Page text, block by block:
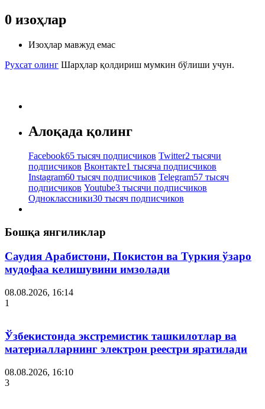
0 изоҳлар
Изоҳлар мавжуд емас
Рухсат олинг Шарҳлар қолдириш мумкин бўлиши учун.
Алоқада қолинг
Facebook65 тысяч подписчиков Twitter2 тысячи
подписчиков Вконтакте1 тысяча подписчиков
Instagram60 тысяч подписчиков Telegram57 тысяч
подписчиков Youtube3 тысячи подписчиков
Одноклассники30 тысяч подписчиков
Бошқа янгиликлар
Саудия Арабистони, Покистон ва Туркия ўзаро
мудофаа келишувини имзолади
08.08.2026, 16:14
1
Ўзбекистонда экстремистик ташкилотлар ва
материалларнинг электрон реестри яратилади
08.08.2026, 16:10
3